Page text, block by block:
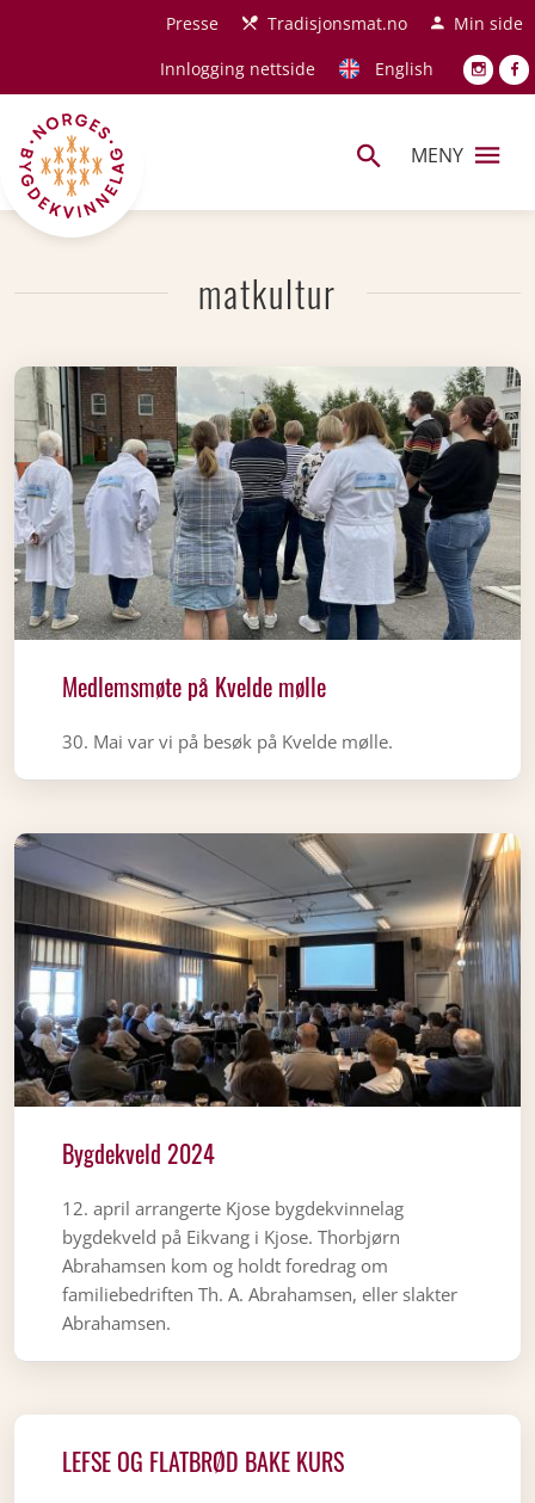
Hopp til hovedinnholdPresse Tradisjonsmat.no
Min side
Innlogging nettside
English
MENY
matkultur
Medlemsmøte på Kvelde mølle
30. Mai var vi på besøk på Kvelde mølle.
Bygdekveld 2024
12. april arrangerte Kjose bygdekvinnelag
bygdekveld på Eikvang i Kjose. Thorbjørn
Abrahamsen kom og holdt foredrag om
familiebedriften Th. A. Abrahamsen, eller slakter
Abrahamsen.
LEFSE OG FLATBRØD BAKE KURS